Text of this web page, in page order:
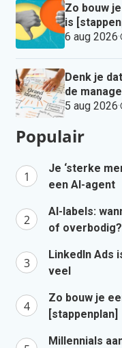
Zo bouw
is
6 aug 2026·
Denk je
de
5 aug 2026·
Populair
Je ‘sterke
een AI-agent
AI-labels:
of overbodig?
LinkedIn Ads
veel
Zo bouw je
[stappenplan]
Millennials